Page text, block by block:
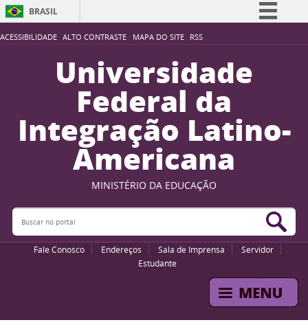
ACESSIBILIDADE ALTO CONTRASTE MAPA DO SITE RSS
BRASIL
Simplifique!
Participe
Acesso à informação
Legislação
Canais
Universidade
Federal da
Integração Latino-
Americana
MINISTÉRIO DA EDUCAÇÃO
Buscar no portal
Fale Conosco Endereços Sala de Imprensa
Servidor
Estudante